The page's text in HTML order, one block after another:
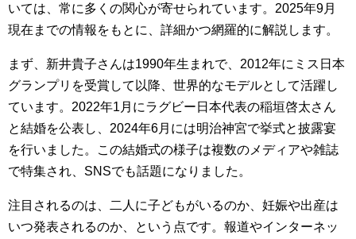
いては、常に多くの関心が寄せられています。2025年9月
現在までの情報をもとに、詳細かつ網羅的に解説します。
まず、新井貴子さんは1990年生まれで、2012年にミス日本
グランプリを受賞して以降、世界的なモデルとして活躍し
ています。2022年1月にラグビー日本代表の稲垣啓太さん
と結婚を公表し、2024年6月には明治神宮で挙式と披露宴
を行いました。この結婚式の様子は複数のメディアや雑誌
で特集され、SNSでも話題になりました。
注目されるのは、二人に子どもがいるのか、妊娠や出産は
いつ発表されるのか、という点です。報道やインターネッ